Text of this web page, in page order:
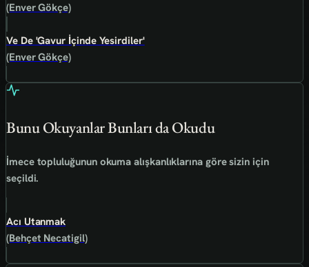
(Enver Gökçe)
Ve De 'Gavur İçinde Yesirdiler'
(Enver Gökçe)
Bunu Okuyanlar Bunları da Okudu
İmece topluluğunun okuma alışkanlıklarına göre sizin için
seçildi.
Acı Utanmak
(Behçet Necatigil)